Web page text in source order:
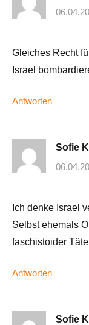
Gleiches Recht
Israel
Antworten
Sofie
Ich denke Israel
Selbst ehemals
faschistoider
Antworten
Sofie